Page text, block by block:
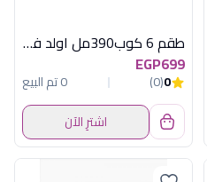
طقم 6 كوب390مل اولد فاشون داينينج ات هوم
EGP699
0
(0)
0 تم البيع
اشترِ الآن